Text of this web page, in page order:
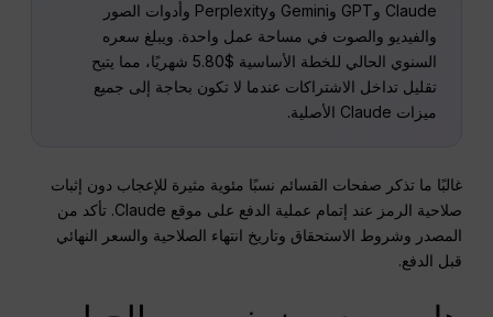
Claude وGPT وGemini وPerplexity وأدوات الصور
والفيديو والصوت في مساحة عمل واحدة. ويبلغ سعره
السنوي الحالي للخطة الأساسية $5.80 شهريًا، مما يتيح
تقليل تداخل الاشتراكات عندما لا تكون بحاجة إلى جميع
ميزات Claude الأصلية.
غالبًا ما تذكر صفحات القسائم نسبًا مئوية مثيرة للإعجاب دون إثبات
صلاحية الرمز عند إتمام عملية الدفع على موقع Claude. تأكد من
المصدر وشروط الاستحقاق وتاريخ انتهاء الصلاحية والسعر النهائي
قبل الدفع.